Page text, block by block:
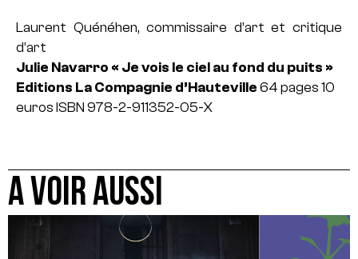
Laurent Quénéhen, commissaire d’art et critique
d’art
Julie Navarro « Je vois le ciel au fond du puits »
Editions La Compagnie d’Hauteville 64 pages 10
euros ISBN 978-2-911352-05-X
A VOIR AUSSI